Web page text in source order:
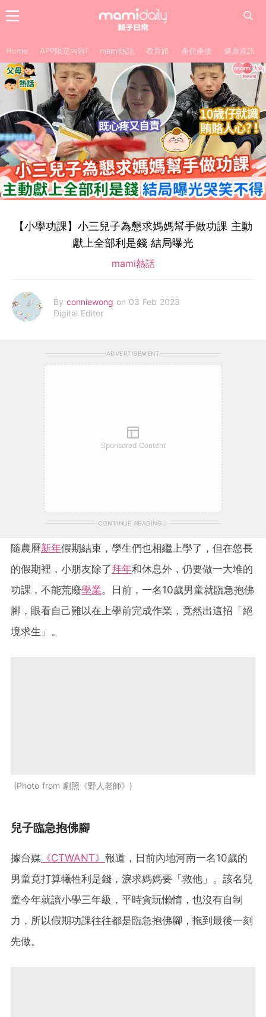
Home APP限定內容! mami熱話 教育路 產前產後 健康資訊
【小學功課】小三兒子為懇求媽媽幫手做功課 主動
獻上全部利是錢 結局曝光
mami熱話
By conniewong on 03 Feb 2023
Digital Editor
ADVERTISEMENT
Sponsored Content
CONTINUE READING
隨農曆新年假期結束，學生們也相繼上學了，但在悠長
的假期裡，小朋友除了拜年和休息外，仍要做一大堆的
功課，不能荒廢學業。日前，一名10歲男童就臨急抱佛
腳，眼看自己難以在上學前完成作業，竟然出這招「絕
境求生」。
Photo from 劇照《野人老師》
兒子臨急抱佛腳
據台媒 《CTWANT》 報道，日前內地河南一名10歲的
男童竟打算犧牲利是錢，淚求媽媽要「救他」。該名兒
童今年就讀小學三年級，平時貪玩懶惰，也沒有自制
力，所以假期功課往往都是臨急抱佛腳，拖到最後一刻
先做。